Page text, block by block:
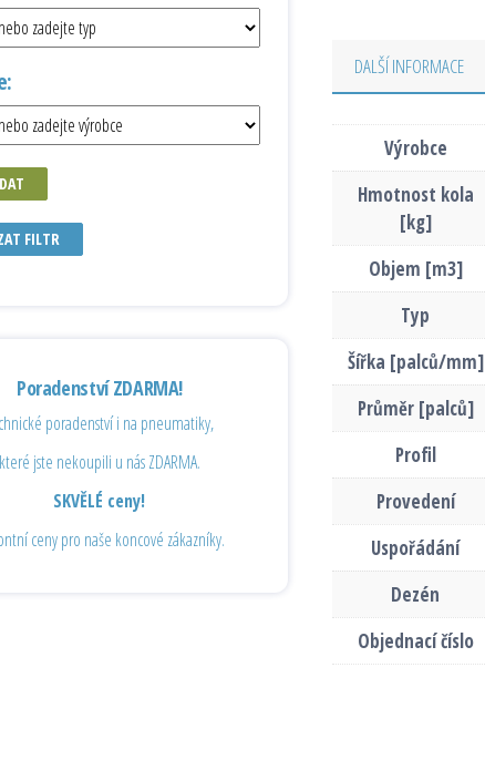
DALŠÍ INFORMACE
Výrobce
Hmotnost kola
[kg]
Objem [m3]
Typ
Šířka [palců/mm]
Průměr [palců]
Profil
Provedení
Uspořádání
Dezén
Objednací číslo
FILTR
Poradenství ZDARMA!
poradenství i na pneumatiky,
které jste nekoupili u nás ZDARMA.
SKVĚLÉ ceny!
ceny pro naše koncové zákazníky.